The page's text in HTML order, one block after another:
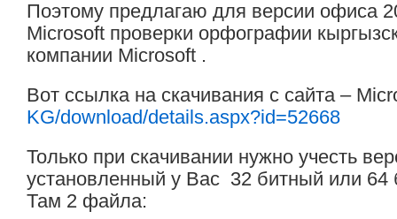
Поэтому предлагаю для версии офиса
Microsoft проверки орфографии
компании Microsoft .
Вот ссылка на скачивания с сайта –
KG/download/details.aspx?id=52668
Только при скачивании нужно учесть
установленный у Вас 32 битный или 64
Там 2 файла: